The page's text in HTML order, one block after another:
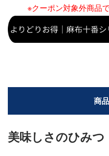
※クーポン対象外商品
商
美味しさのひみつ